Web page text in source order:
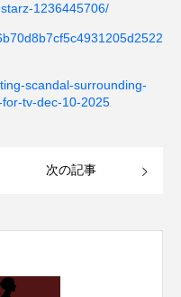
1236445706/
scandal-surrounding-
tv-dec-10-2025
次の記事